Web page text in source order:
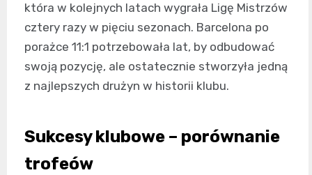
która w kolejnych latach wygrała Ligę Mistrzów
cztery razy w pięciu sezonach. Barcelona po
porażce 11:1 potrzebowała lat, by odbudować
swoją pozycję, ale ostatecznie stworzyła jedną
z najlepszych drużyn w historii klubu.
Sukcesy klubowe – porównanie
trofeów